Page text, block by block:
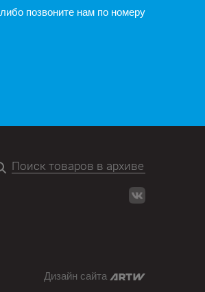
либо позвоните нам по номеру
Дизайн сайта